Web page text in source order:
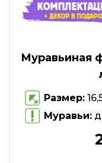
Муравьиная
Размер:
Муравьи: